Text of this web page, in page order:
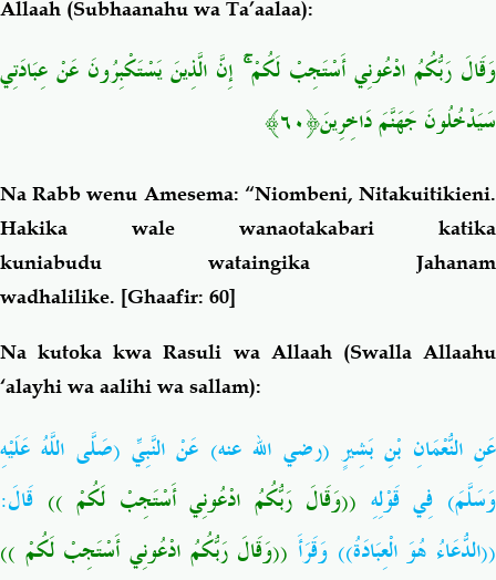
Allaah (Subhaanahu wa Ta’aalaa):
وَقَالَ رَبُّكُمُ ادْعُونِي أَسْتَجِبْ لَكُمْ إِنَّ الَّذِينَ يَسْتَكْبِرُونَ عَنْ عِبَادَتِي
سَيَدْخُلُونَ جَهَنَّمَ دَاخِرِينَ﴿٦٠﴾
Na Rabb wenu Amesema: “Niombeni, Nitakuitikieni.
Hakika wale wanaotakabari katika
kuniabudu wataingika Jahanam
wadhalilike. [Ghaafir: 60]
Na kutoka kwa Rasuli wa Allaah (Swalla Allaahu
‘alayhi wa aalihi wa sallam):
عَنِ النُّعْمَانِ بْنِ بَشِيرٍ (رضي الله عنه) عَنْ النَّبِيِّ (صَلَّى اللَّهُ عَلَيْهِ
وَسَلَّمَ) فِي قَوْلِهِ ((وَقَالَ رَبُّكُمُ ادْعُونِي أَسْتَجِبْ لَكُمْ )) قَالَ:
((الدُّعَاءُ هُوَ الْعِبَادَةُ)) وَقَرَأَ ((وَقَالَ رَبُّكُمُ ادْعُونِي أَسْتَجِبْ لَكُمْ ))